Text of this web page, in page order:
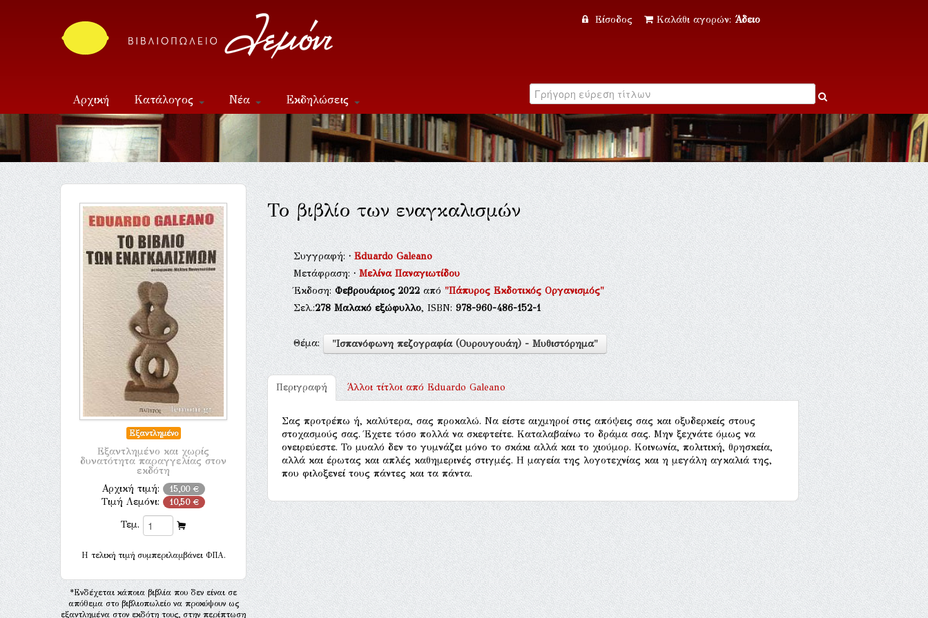
Είσοδος Καλάθι αγορών: Άδειο
Αρχική Κατάλογος Νέα Εκδηλώσεις
Επικοινωνία
Εξαντλημένο
Εξαντλημένο και χωρίς
δυνατότητα παραγγελίας στον
εκδότη
Αρχική τιμή: 15,00 €
Τιμή Λεμόνι: 10,50 €
Τεμ.
H τελική τιμή συμπεριλαμβάνει ΦΠΑ.
*Ενδέχεται κάποια βιβλία που δεν είναι σε
απόθεμα στο βιβλιοπωλείο να προκύψουν ως
εξαντλημένα στον εκδότη τους, στην περίπτωση
Το βιβλίο των εναγκαλισμών
Συγγραφή:·Eduardo Galeano
Μετάφραση:·Μελίνα Παναγιωτίδου
Έκδοση:Φεβρουάριος 2022από"Πάπυρος Εκδοτικός Οργανισμός"
Σελ.:278 Μαλακό εξώφυλλο, ISBN:978-960-486-152-1
Θέμα: "Ισπανόφωνη πεζογραφία (Ουρουγουάη) - Μυθιστόρημα"
Περιγραφή Άλλοι τίτλοι απόEduardo Galeano
Σας προτρέπω ή, καλύτερα, σας προκαλώ. Να είστε αιχμηροί στις απόψεις σας και οξυδερκείς στους
στοχασμούς σας. Έχετε τόσο πολλά να σκεφτείτε. Καταλαβαίνω το δράμα σας. Μην ξεχνάτε όμως να
ονειρεύεστε. Το μυαλό δεν το γυμνάζει μόνο το σκάκι αλλά και το χιούμορ. Κοινωνία, πολιτική, θρησκεία,
αλλά και έρωτας και απλές καθημερινές στιγμές. Η μαγεία της λογοτεχνίας και η μεγάλη αγκαλιά της,
που φιλοξενεί τους πάντες και τα πάντα.